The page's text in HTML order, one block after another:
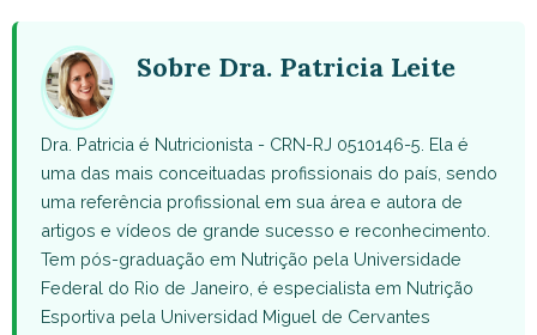
Sobre Dra. Patricia Leite
Dra. Patricia é Nutricionista - CRN-RJ 0510146-5. Ela é
uma das mais conceituadas profissionais do país, sendo
uma referência profissional em sua área e autora de
artigos e vídeos de grande sucesso e reconhecimento.
Tem pós-graduação em Nutrição pela Universidade
Federal do Rio de Janeiro, é especialista em Nutrição
Esportiva pela Universidad Miguel de Cervantes